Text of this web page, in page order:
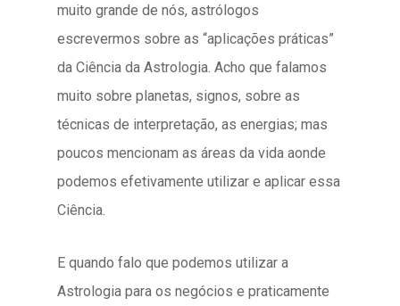
muito grande de nós, astrólogos
escrevermos sobre as “aplicações práticas”
da Ciência da Astrologia. Acho que falamos
muito sobre planetas, signos, sobre as
técnicas de interpretação, as energias; mas
poucos mencionam as áreas da vida aonde
podemos efetivamente utilizar e aplicar essa
Ciência.
E quando falo que podemos utilizar a
Astrologia para os negócios e praticamente